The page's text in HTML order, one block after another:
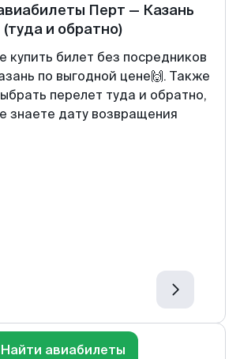
Перт — Казань
(туда и обратно)
купить билет без посредников
по выгодной цене🙌. Также
перелет туда и обратно,
знаете дату возвращения
Найти авиабилеты